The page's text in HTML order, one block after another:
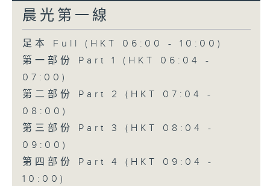
晨光第一線
足本 Full (HKT 06:00 - 10:00)
第一部份 Part 1 (HKT 06:04 -
07:00)
第二部份 Part 2 (HKT 07:04 -
08:00)
第三部份 Part 3 (HKT 08:04 -
09:00)
第四部份 Part 4 (HKT 09:04 -
10:00)